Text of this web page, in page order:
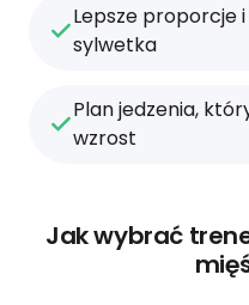
Lepsze proporcje
sylwetka
Plan jedzenia,
wzrost
Jak wybrać